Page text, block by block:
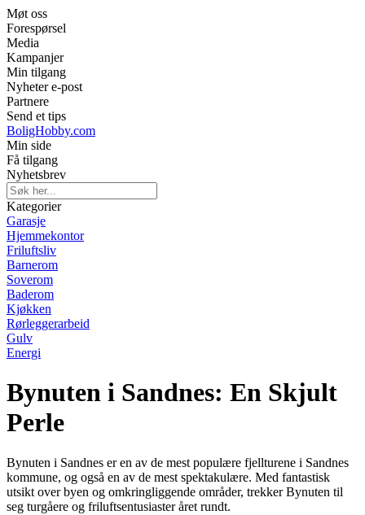
Møt oss
Forespørsel
Media
Kampanjer
Min tilgang
Nyheter e-post
Partnere
Send et tips
BoligHobby.com
Min side
Få tilgang
Nyhetsbrev
Kategorier
Garasje
Hjemmekontor
Friluftsliv
Barnerom
Soverom
Baderom
Kjøkken
Rørleggerarbeid
Gulv
Energi
Bynuten i Sandnes: En Skjult
Perle
Bynuten i Sandnes er en av de mest populære fjellturene i Sandnes
kommune, og også en av de mest spektakulære. Med fantastisk
utsikt over byen og omkringliggende områder, trekker Bynuten til
seg turgåere og friluftsentusiaster året rundt.